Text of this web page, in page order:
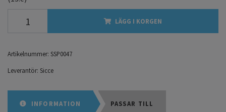
LÄGG I KORGEN
Artikelnummer: SSP0047
Leverantör: Sicce
INFORMATION PASSAR TILL